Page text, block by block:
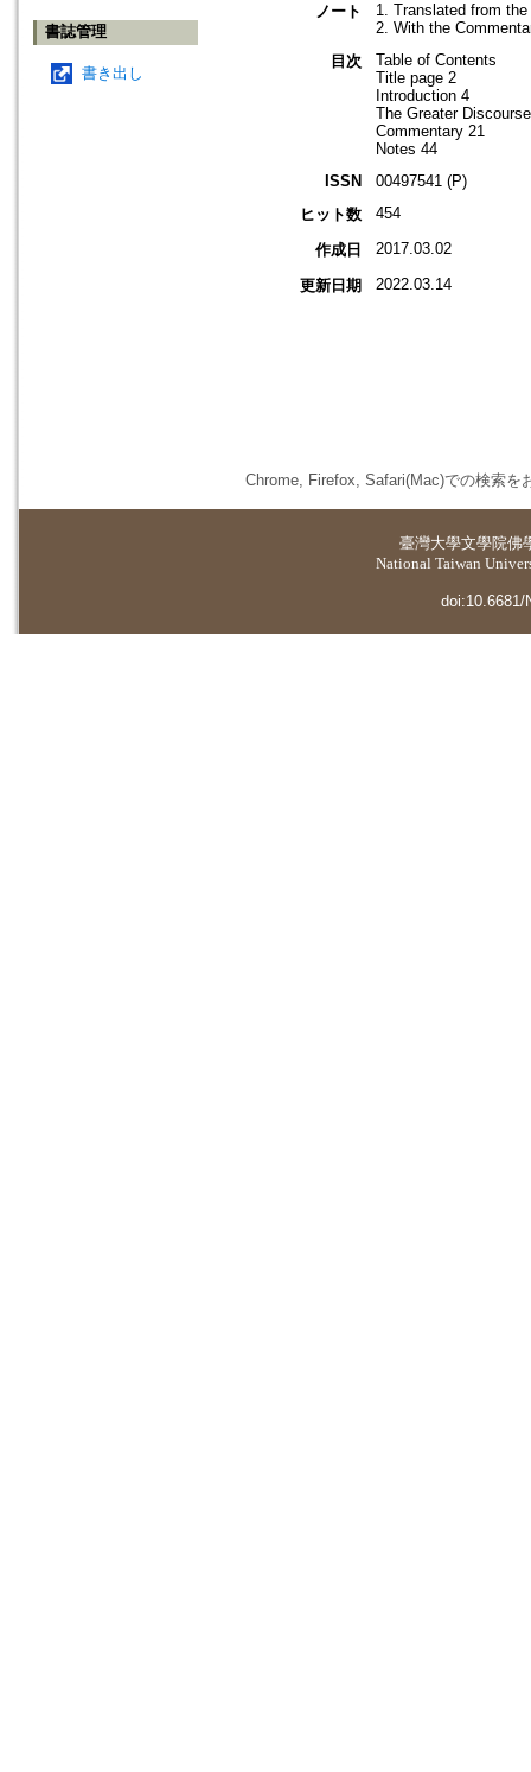
書誌管理
書き出し
ノート
1. Translated from
2. With the
目次
Table of Contents
Title page 2
Introduction 4
The Greater
Commentary 21
Notes 44
ISSN
00497541 (P)
ヒット数
454
作成日 2017.03.02
更新日期 2022.03.14
Chrome, Firefox, Safari(Mac)での検索を
臺灣大學文學院佛
National Taiwan
doi:10.6681/